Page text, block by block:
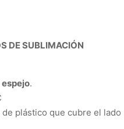
DE SUBLIMACIÓN
.
plástico que cubre el lado